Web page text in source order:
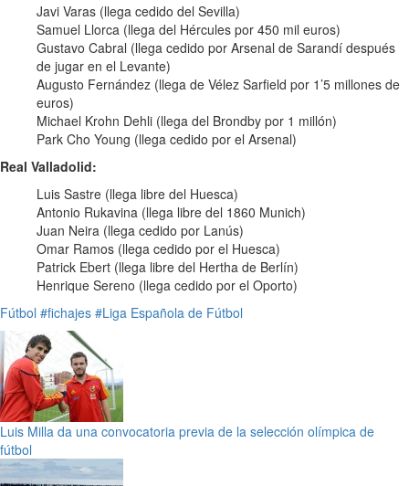
Javi Varas (llega cedido del Sevilla)
Samuel Llorca (llega del Hércules por 450 mil euros)
Gustavo Cabral (llega cedido por Arsenal de Sarandí después
de jugar en el Levante)
Augusto Fernández (llega de Vélez Sarfield por 1’5 millones de
euros)
Michael Krohn Dehli (llega del Brondby por 1 millón)
Park Cho Young (llega cedido por el Arsenal)
Real Valladolid:
Luis Sastre (llega libre del Huesca)
Antonio Rukavina (llega libre del 1860 Munich)
Juan Neira (llega cedido por Lanús)
Omar Ramos (llega cedido por el Huesca)
Patrick Ebert (llega libre del Hertha de Berlín)
Henrique Sereno (llega cedido por el Oporto)
Fútbol #fichajes #Liga Española de Fútbol
Luis Milla da una convocatoria previa de la selección olímpica de
fútbol